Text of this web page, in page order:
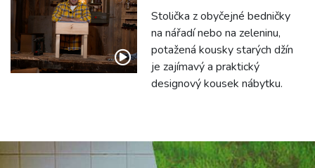
Stolička z obyčejné bedničky
na nářadí nebo na zeleninu,
potažená kousky starých džín
je zajímavý a praktický
designový kousek nábytku.